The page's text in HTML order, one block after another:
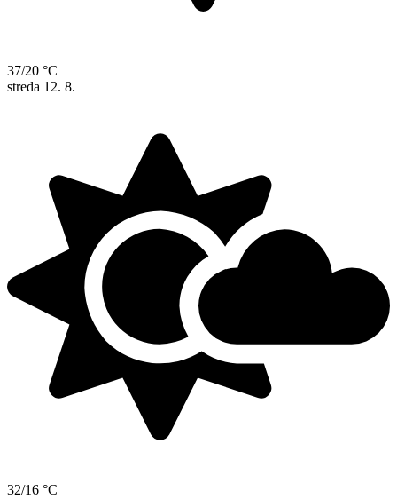
37/20 °C
streda 12. 8.
32/16 °C